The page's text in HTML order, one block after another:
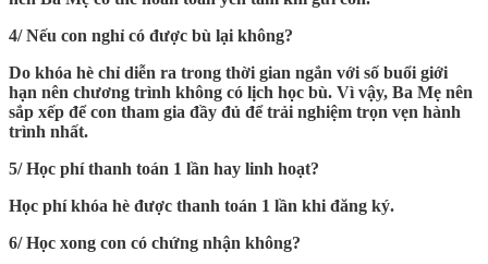
4/ Nếu con nghỉ có được bù lại không?
Do khóa hè chỉ diễn ra trong thời gian ngắn với số buổi giới
hạn nên chương trình không có lịch học bù. Vì vậy, Ba Mẹ nên
sắp xếp để con tham gia đầy đủ để trải nghiệm trọn vẹn hành
trình nhất.
5/ Học phí thanh toán 1 lần hay linh hoạt?
Học phí khóa hè được thanh toán 1 lần khi đăng ký.
6/ Học xong con có chứng nhận không?